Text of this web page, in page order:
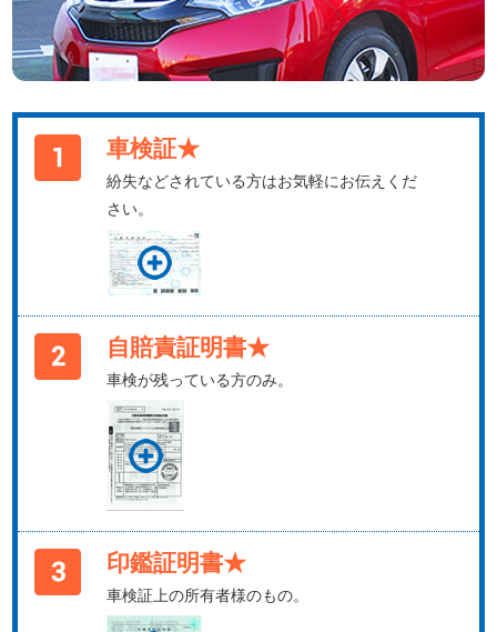
車検証★
紛失などされている方はお気軽にお伝えくだ
さい。
自賠責証明書★
車検が残っている方のみ。
印鑑証明書★
車検証上の所有者様のもの。